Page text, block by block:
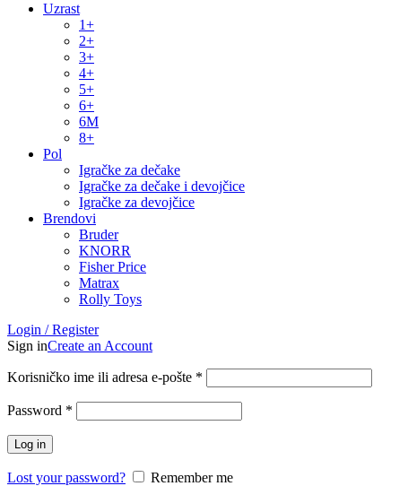
Uzrast
1+
2+
3+
4+
5+
6+
6M
8+
Pol
Igračke za dečake
Igračke za dečake i devojčice
Igračke za devojčice
Brendovi
Bruder
KNORR
Fisher Price
Matrax
Rolly Toys
Login / Register
Sign inCreate an Account
Korisničko ime ili adresa e-pošte *
Password *
Log in
Lost your password?
Remember me